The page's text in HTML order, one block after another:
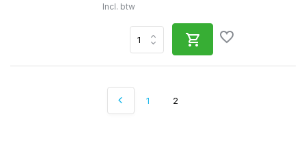
Incl. btw
1 2